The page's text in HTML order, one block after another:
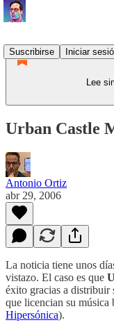
Suscribirse
Iniciar
Lee
Urban Castle
Antonio Ortiz
abr 29, 2006
La noticia tiene unos
vistazo. El caso es que
éxito gracias a distribuir
que licencian su
Hipersónica).